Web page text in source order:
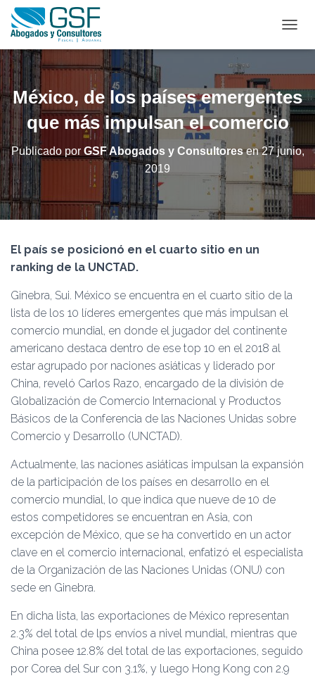
A
B
I
A
R
M
O
D
O
D
E
N
A
México, de los países emergentes
que más impulsan el comercio
Publicado por GSF Abogados y Consultoresen27 junio,
2019
El país se posicionó en el cuarto sitio en un
ranking de la UNCTAD.
Ginebra, Sui. México se encuentra en el cuarto sitio de la
lista de los 10 líderes emergentes que más impulsan el
comercio mundial, en donde el jugador del continente
americano destaca dentro de ese top 10 en el 2018 al
estar agrupado por naciones asiáticas y liderado por
China, reveló Carlos Razo, encargado de la división de
Globalización de Comercio Internacional y Productos
Básicos de la Conferencia de las Naciones Unidas sobre
Comercio y Desarrollo (UNCTAD).
Actualmente, las naciones asiáticas impulsan la expansión
de la participación de los países en desarrollo en el
comercio mundial, lo que indica que nueve de 10 de
estos competidores se encuentran en Asia, con
excepción de México, que se ha convertido en un actor
clave en el comercio internacional, enfatizó el especialista
de la Organización de las Naciones Unidas (ONU) con
sede en Ginebra.
En dicha lista, las exportaciones de México representan
2.3% del total de lps envíos a nivel mundial, mientras que
China posee 12.8% del total de las exportaciones, seguido
por Corea del Sur con 3.1%, y luego Hong Kong con 2.9